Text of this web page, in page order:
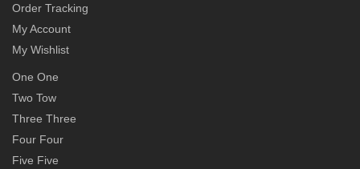
Order Tracking
My Account
My Wishlist
One One
Two Tow
Three Three
Four Four
Five Five